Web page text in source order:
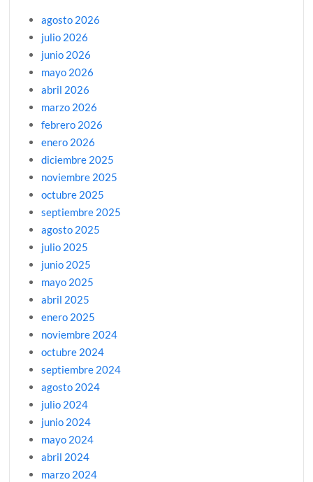
agosto 2026
julio 2026
junio 2026
mayo 2026
abril 2026
marzo 2026
febrero 2026
enero 2026
diciembre 2025
noviembre 2025
octubre 2025
septiembre 2025
agosto 2025
julio 2025
junio 2025
mayo 2025
abril 2025
enero 2025
noviembre 2024
octubre 2024
septiembre 2024
agosto 2024
julio 2024
junio 2024
mayo 2024
abril 2024
marzo 2024